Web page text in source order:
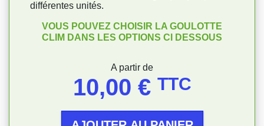
différentes unités.
VOUS POUVEZ CHOISIR LA GOULOTTE
CLIM DANS LES OPTIONS CI DESSOUS
A partir de
10,00 € TTC